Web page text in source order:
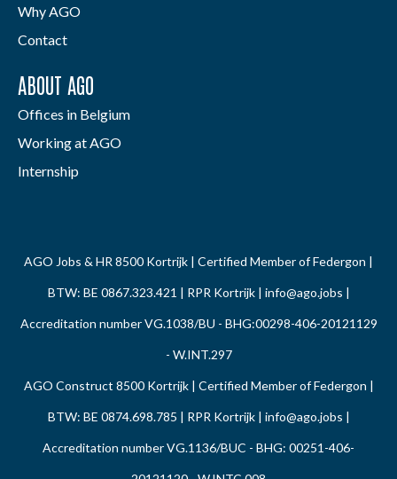
Why AGO
Contact
ABOUT AGO
Offices in Belgium
Working at AGO
Internship
AGO Jobs & HR 8500 Kortrijk | Certified Member of Federgon |
BTW: BE 0867.323.421 | RPR Kortrijk | info@ago.jobs |
Accreditation number VG.1038/BU - BHG:00298-406-20121129
- W.INT.297
AGO Construct 8500 Kortrijk | Certified Member of Federgon |
BTW: BE 0874.698.785 | RPR Kortrijk | info@ago.jobs |
Accreditation number VG.1136/BUC - BHG: 00251-406-